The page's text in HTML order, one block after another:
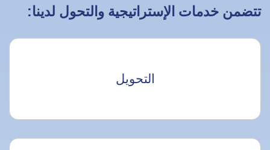
تتضمن خدمات الإستراتيجية والتحول لدينا:
التحويل